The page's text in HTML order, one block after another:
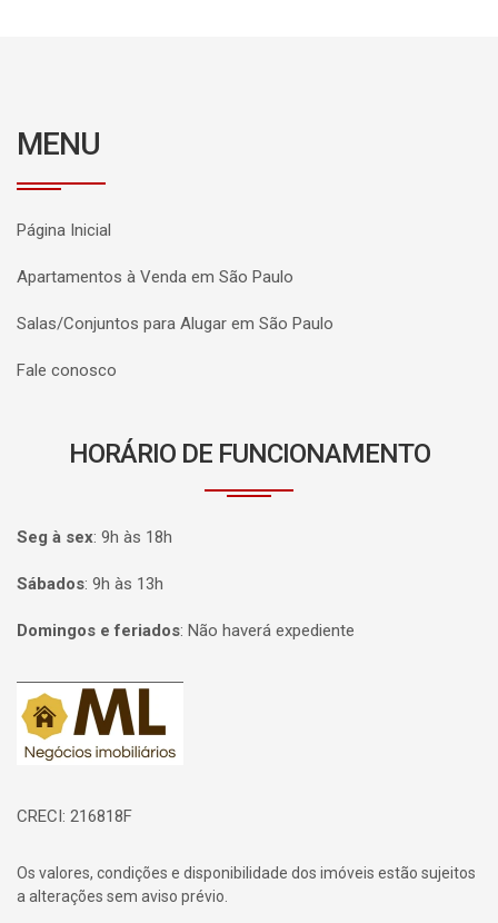
MENU
Página Inicial
Apartamentos à Venda em São Paulo
Salas/Conjuntos para Alugar em São Paulo
Fale conosco
HORÁRIO DE FUNCIONAMENTO
Seg à sex: 9h às 18h
Sábados: 9h às 13h
Domingos e feriados: Não haverá expediente
Página inicial
CRECI: 216818F
Os valores, condições e disponibilidade dos imóveis estão sujeitos
a alterações sem aviso prévio.